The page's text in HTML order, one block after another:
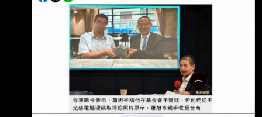
了痛批那隻「」翻攪風雲，也 疼惜馬大姊馬以
南等人的不易，對於疑似患失智症的前總統馬英
九，尹啟銘更傷痛地以詩人 泰戈爾作品〈我扔
掉了所有的昨天〉，反問馬英九：丟掉了所有的
記憶，心情真的是如此陽 光嗎？ 以下是尹